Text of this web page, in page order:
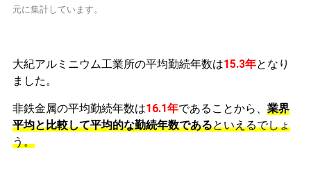
元に集計しています。
大紀アルミニウム工業所の平均勤続年数は15.3年となり
ました。
非鉄金属の平均勤続年数は16.1年であることから、 業界
平均と比較して平均的な勤続年数であるといえるでしょ
う。